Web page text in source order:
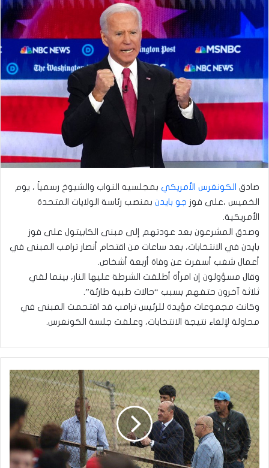
صادق الكونغرس الأمريكي بمجلسيه النواب والشيوخ رسمياً ، يوم
الخميس ،على فوز جو بايدن بمنصب رئاسة الولايات المتحدة
الأمريكية.
وصدق المشرعون بعد عودتهم إلى مبنى الكابيتول على فوز
بايدن في الانتخابات، بعد ساعات من اقتحام أنصار ترامب المبنى في
أعمال شغب أسفرت عن وفاة أربعة أشخاص.
وقال مسؤولون إن امرأة أطلقت الشرطة عليها النار، بينما لقي
ثلاثة آخرون حتفهم بسبب “حالات طبية طارئة”.
وكانت مجموعات مؤيدة للرئيس ترامب قد اقتحمت المبنى في
محاولة لإلغاء نتيجة الانتخابات، وعلقت جلسة الكونغرس.
حدث
في
العراق
..
تحديد
موعد
مؤجلة
الكرخ